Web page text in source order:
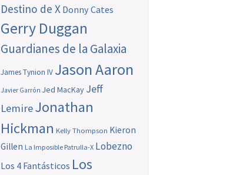
Destino de X Donny Cates
Gerry Duggan
Guardianes de la Galaxia
James Tynion IV Jason Aaron
Javier Garrón Jed MacKay Jeff
LemireJonathan
Hickman Kelly Thompson Kieron
Gillen La Imposible Patrulla-X Lobezno
Los 4 Fantásticos Los